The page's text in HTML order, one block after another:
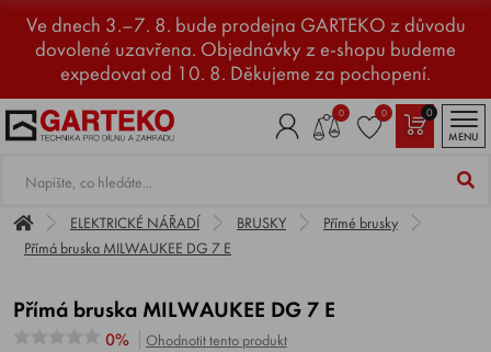
Ve dnech 3.–7. 8. bude prodejna GARTEKO z důvodu
dovolené uzavřena. Objednávky z e-shopu budeme
expedovat od 10. 8. Děkujeme za pochopení.
0 0
0
MENU
ELEKTRICKÉ NÁŘADÍ BRUSKY
Přímé brusky
Přímá bruska MILWAUKEE DG 7 E
Přímá bruska MILWAUKEE DG 7 E
0% Ohodnotit tento produkt